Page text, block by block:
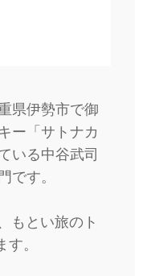
県伊勢市で御
ー「サトナカ
いる中谷武司
です。
もとい旅のト
。